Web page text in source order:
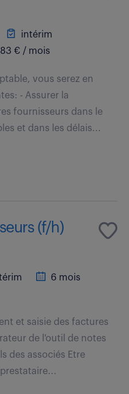
intérim
€ / mois
vous serez en
- Assurer la
fournisseurs dans le
et dans les délais...
(f/h)
6 mois
et saisie des factures
de l'outil de notes
des associés Etre